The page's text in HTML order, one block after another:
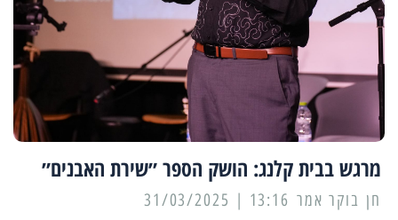
מרגש בבית קלנג: הושק הספר ״שירת האבנים״
13:16 | 31/03/2025